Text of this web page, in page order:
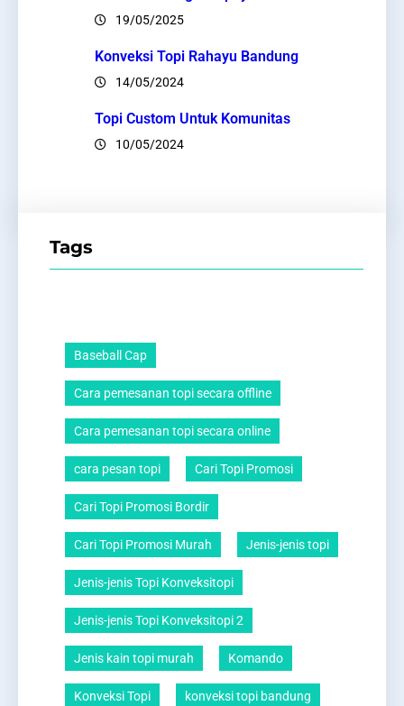
19/05/2025
Konveksi Topi Rahayu Bandung
14/05/2024
Topi Custom Untuk Komunitas
10/05/2024
Tags
Baseball Cap
Cara pemesanan topi secara offline
Cara pemesanan topi secara online
cara pesan topi Cari Topi Promosi
Cari Topi Promosi Bordir
Cari Topi Promosi Murah Jenis-jenis topi
Jenis-jenis Topi Konveksitopi
Jenis-jenis Topi Konveksitopi 2
Jenis kain topi murah Komando
Konveksi Topi konveksi topi bandung